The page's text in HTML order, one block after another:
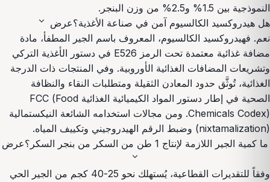
النموذجية بين 1.5% و2.5% من وزن البنجر.
هل هيدروكسيد الكالسيوم آمن في صناعة الأغذية؟عرض expand_more
نعم. فهيدروكسيد الكالسيوم، المعروف باسم الجير المطفأ، مادة
مضافة غذائية معتمدة تحت الرمز E526 في دستور الأغذية التركي
وتشريعات المضافات الغذائية الأوروبية. وفي المنتجات ذات الدرجة
الغذائية، تُوثَّق حدود المعادن الثقيلة ومتطلبات النقاء والنظافة
الصحية في إطار دستور المواد الكيميائية الغذائية FCC (Food
Chemicals Codex). ومن مجالات استخدامه الشائعة النيكستمالية
(nixtamalization) وضبط الرقم الهيدروجيني وتكييف المياه.
ما كمية الجير اللازمة لإنتاج 1 طن من السكر من بنجر السكر؟
عرض
expand_more
وفقاً للتقديرات القطاعية، يُستهلك نحو 25-40 كجم من الجير الحي